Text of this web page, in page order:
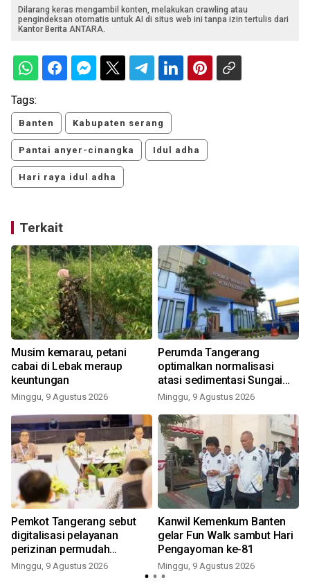
Dilarang keras mengambil konten, melakukan crawling atau
pengindeksan otomatis untuk AI di situs web ini tanpa izin tertulis dari
Kantor Berita ANTARA.
Tags:
Banten Kabupaten serang
Pantai anyer-cinangka Idul adha
Hari raya idul adha
Terkait
Musim kemarau, petani
cabai di Lebak meraup
keuntungan
Minggu, 9 Agustus 2026
Perumda Tangerang
optimalkan normalisasi
atasi sedimentasi Sungai
Cisadane
Minggu, 9 Agustus 2026
Pemkot Tangerang sebut
digitalisasi pelayanan
perizinan permudah
investasi
Minggu, 9 Agustus 2026
Kanwil Kemenkum Banten
gelar Fun Walk sambut Hari
Pengayoman ke-81
Minggu, 9 Agustus 2026